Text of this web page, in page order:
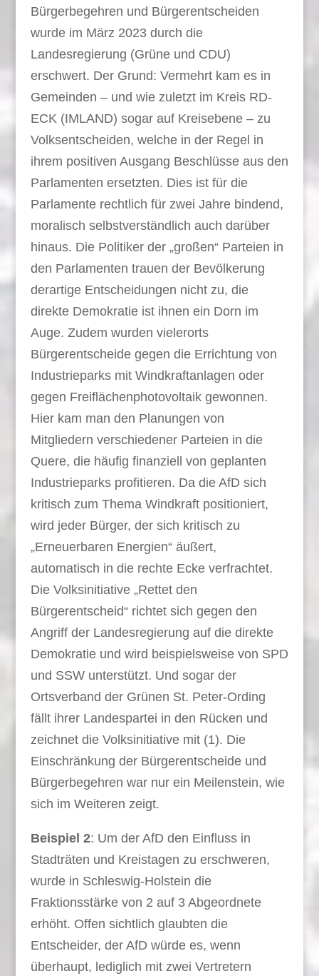
Bürgerbegehren und Bürgerentscheiden
wurde im März 2023 durch die
Landesregierung (Grüne und CDU)
erschwert. Der Grund: Vermehrt kam es in
Gemeinden – und wie zuletzt im Kreis RD-
ECK (IMLAND) sogar auf Kreisebene – zu
Volksentscheiden, welche in der Regel in
ihrem positiven Ausgang Beschlüsse aus den
Parlamenten ersetzten. Dies ist für die
Parlamente rechtlich für zwei Jahre bindend,
moralisch selbstverständlich auch darüber
hinaus. Die Politiker der „großen“ Parteien in
den Parlamenten trauen der Bevölkerung
derartige Entscheidungen nicht zu, die
direkte Demokratie ist ihnen ein Dorn im
Auge. Zudem wurden vielerorts
Bürgerentscheide gegen die Errichtung von
Industrieparks mit Windkraftanlagen oder
gegen Freiflächenphotovoltaik gewonnen.
Hier kam man den Planungen von
Mitgliedern verschiedener Parteien in die
Quere, die häufig finanziell von geplanten
Industrieparks profitieren. Da die AfD sich
kritisch zum Thema Windkraft positioniert,
wird jeder Bürger, der sich kritisch zu
„Erneuerbaren Energien“ äußert,
automatisch in die rechte Ecke verfrachtet.
Die Volksinitiative „Rettet den
Bürgerentscheid“ richtet sich gegen den
Angriff der Landesregierung auf die direkte
Demokratie und wird beispielsweise von SPD
und SSW unterstützt. Und sogar der
Ortsverband der Grünen St. Peter-Ording
fällt ihrer Landespartei in den Rücken und
zeichnet die Volksinitiative mit (1). Die
Einschränkung der Bürgerentscheide und
Bürgerbegehren war nur ein Meilenstein, wie
sich im Weiteren zeigt.
Beispiel 2: Um der AfD den Einfluss in
Stadträten und Kreistagen zu erschweren,
wurde in Schleswig-Holstein die
Fraktionsstärke von 2 auf 3 Abgeordnete
erhöht. Offen sichtlich glaubten die
Entscheider, der AfD würde es, wenn
überhaupt, lediglich mit zwei Vertretern